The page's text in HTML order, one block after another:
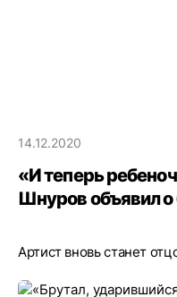
14.12.2020
«И теперь
Шнуров объявил
Артист вновь станет